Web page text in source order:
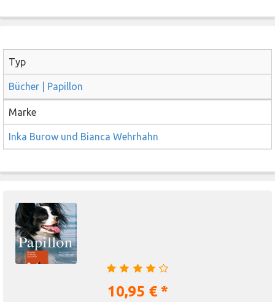
Typ
Bücher | Papillon
Marke
Inka Burow und Bianca Wehrhahn
10,95 € *